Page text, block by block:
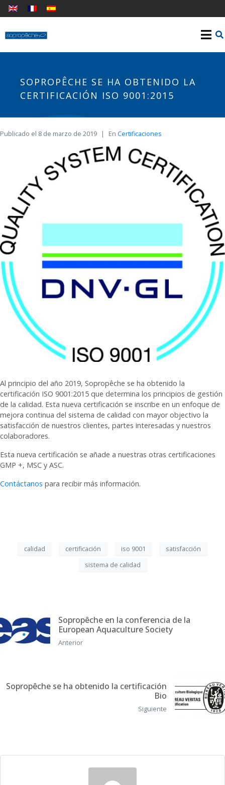
SOPROPÊCHE SE HA OBTENIDO LA
CERTIFICACIÓN ISO 9001:2015
Publicado el 8 de marzo de 2019 En Certificaciones
Al principio del año 2019, Sopropêche se ha obtenido la
certificación ISO 9001:2015 que determina los principios de gestión
de la calidad. Esta nueva certificación se inscribe en un enfoque de
mejora continua del sistema de calidad con mayor objectivo la
satisfacción de nuestros clientes, partes interesadas y nuestros
colaboradores.
Esta nueva certificación se añade a nuestras otras certificaciones
GMP +, MSC y ASC.
Contáctanos para recibir más información.
calidad certificación iso 9001
satisfacción
sistema de calidad
Sopropêche en la conferencia de la
European Aquaculture Society
Anterior
Sopropêche se ha obtenido la certificación
Bio
Siguiente